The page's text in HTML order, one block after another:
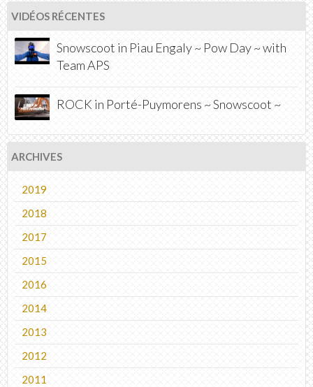
VIDÉOS RÉCENTES
Snowscoot in Piau Engaly ~ Pow Day ~ with
Team APS
ROCK in Porté-Puymorens ~ Snowscoot ~
ARCHIVES
2019
2018
2017
2015
2016
2014
2013
2012
2011